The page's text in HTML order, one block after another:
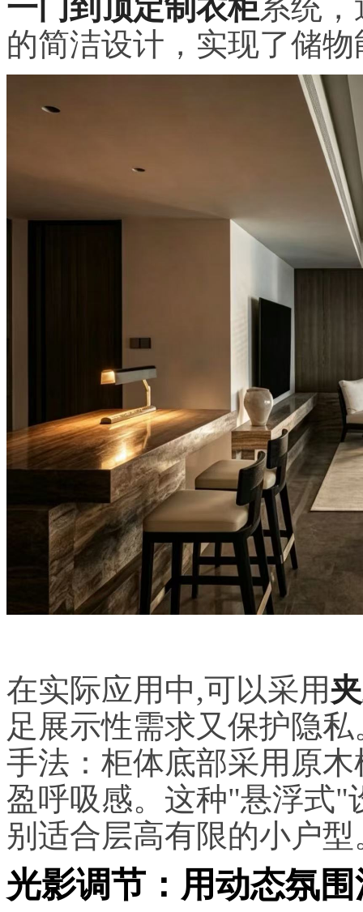
一门到顶定制衣柜系统
的简洁设计，实现了储
在实际应用中,可以采用
足展示性需求又保护隐
手法：柜体底部采用原
盈呼吸感。这种"悬浮式"
别适合层高有限的小户型
光影调节：用动态氛